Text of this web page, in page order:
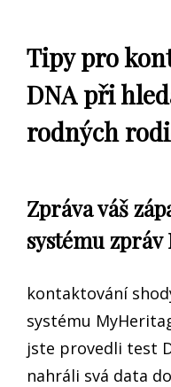
Tipy pro
DNA při
rodných
Zpráva váš
systému
kontaktování
systému
jste provedli test
nahráli svá data